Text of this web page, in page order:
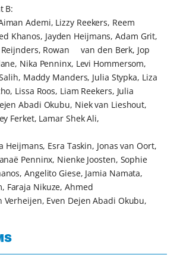
B:
Ademi, Lizzy Reekers, Reem
Khanos, Jayden Heijmans, Adam Grit,
Reijnders, Rowan van den Berk, Jop
Nika Penninx, Levi Hommersom,
Maddy Manders, Julia Stypka, Liza
Lissa Roos, Liam Reekers, Julia
Abadi Okubu, Niek van Lieshout,
Ferket, Lamar Shek Ali,
Heijmans, Esra Taskin, Jonas van Oort,
Penninx, Nienke Joosten, Sophie
Angelito Giese, Jamia Namata,
Faraja Nikuze, Ahmed
Verheijen, Even Dejen Abadi Okubu,